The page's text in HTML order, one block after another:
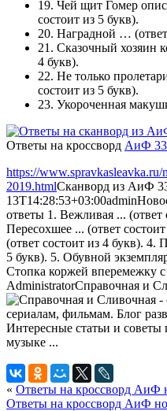
19. Чей щит Гомер
состоит из 5 букв).
20. Наградной …
21. Сказочный хозяин
4 букв).
22. Не только
состоит из 5 букв).
23. Укороченная
Ответы на кроссворд АиФ 33
https://
2019.htmlСканворд из АиФ
13T14:28:53+03:00admin
ответы 1. Вежливая ... (ответ
Пересохшее ... (ответ
(ответ состоит из 4 букв). 4.
5 букв). 5. Обувной
Стопка коржей вперемежку с
AdministratorСправочная и
« Ответы на кроссворд АиФ
Ответы на кроссворд АиФ